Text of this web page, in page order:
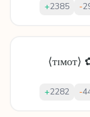
+2385 -
⟨ᴛɪᴍᴏᴛ⟩
+2282 -